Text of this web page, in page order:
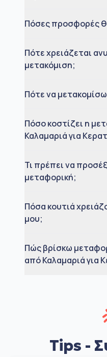
Πόσες προσφορές
Πότε χρειάζεται
μετακόμιση;
Πότε να
Πόσο κοστίζει η
Καλαμαριά για
Τι πρέπει να
μεταφορική;
Πόσα κουτιά
μου;
Πώς βρίσκω
από Καλαμαριά για
Tips -